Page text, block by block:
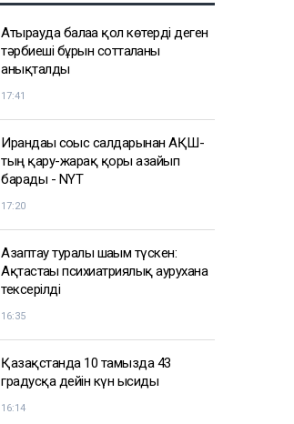
Атырауда балаға қол көтерді деген
тәрбиеші бұрын сотталғаны
анықталды
17:41
Ирандағы соғыс салдарынан АҚШ-
тың қару-жарақ қоры азайып
барады - NYT
17:20
Азаптау туралы шағым түскен:
Ақтастағы психиатриялық аурухана
тексерілді
16:35
Қазақстанда 10 тамызда 43
градусқа дейін күн ысиды
16:14